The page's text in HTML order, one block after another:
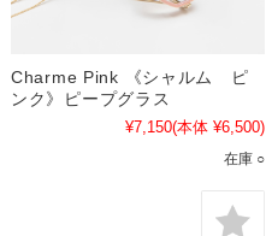
Charme Pink 《シャルム ピ
ンク》ピープグラス
¥7,150(本体 ¥6,500)
在庫 ○